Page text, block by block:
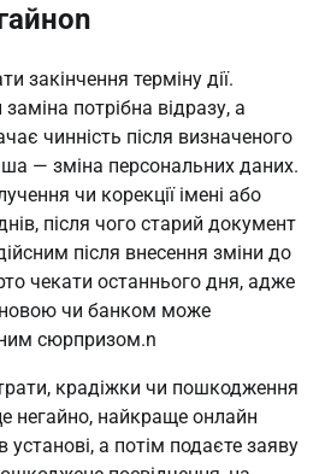
закінчення терміну дії.
заміна потрібна відразу, а
чинність після визначеного
— зміна персональних даних.
чи корекції імені або
після чого старий документ
після внесення зміни до
чекати останнього дня, адже
чи банком може
сюрпризом.n
крадіжки чи пошкодження
негайно, найкраще онлайн
а потім подаєте заяву